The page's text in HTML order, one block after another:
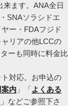
来ます。ANA全日
SNAソラシドエ
ー・FDAフジド
リアの他LCCの
ーも同時に料金比
対応。お申込の
案内 」「よくある
」などご参照下さ